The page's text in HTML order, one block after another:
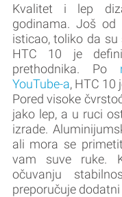
Kvalitet i lep
godinama. Još od
isticao, toliko da su
HTC 10 je
prethodnika. Po
YouTube-a, HTC 10
Pored visoke
jako lep, a u ruci
izrade.
ali mora se
vam suve ruke.
očuvanju
preporučuje dodatni